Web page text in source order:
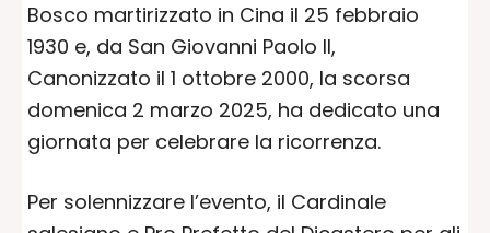
Bosco martirizzato in Cina il 25 febbraio
1930 e, da San Giovanni Paolo II,
Canonizzato il 1 ottobre 2000, la scorsa
domenica 2 marzo 2025, ha dedicato una
giornata per celebrare la ricorrenza.
Per solennizzare l’evento, il Cardinale